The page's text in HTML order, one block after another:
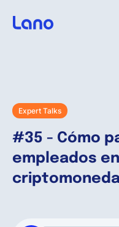
Expert Talks
#35 - Cómo
empleados en
¿Por qué Lano?
Precios
Contenido